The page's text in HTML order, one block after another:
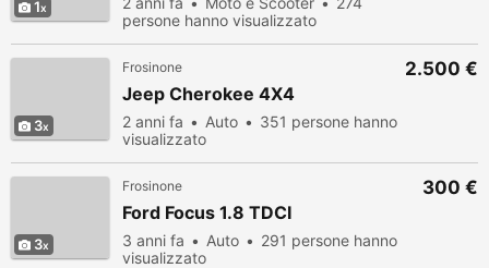
1
persone hanno visualizzato
3
Frosinone
Jeep Cherokee 4X4
2 anni fa Auto
351 persone hanno
visualizzato
2.500 €
3
Frosinone
Ford Focus 1.8 TDCI
3 anni fa Auto
291 persone hanno
visualizzato
300 €